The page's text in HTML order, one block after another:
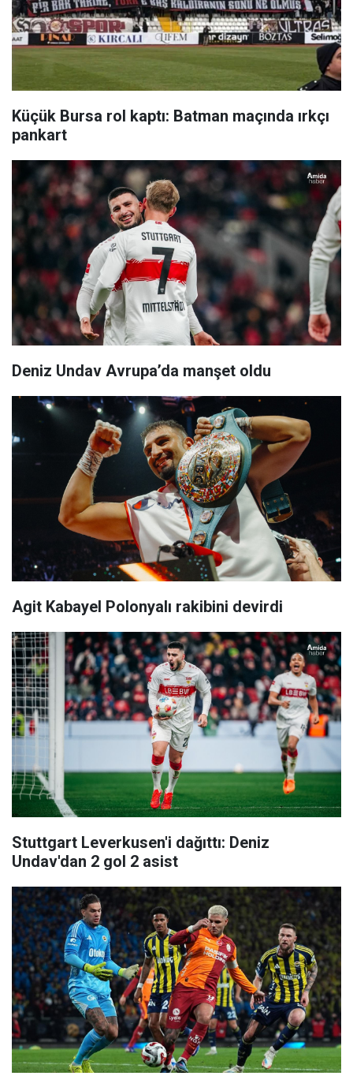
Küçük Bursa rol kaptı: Batman maçında ırkçı
pankart
Deniz Undav Avrupa’da manşet oldu
Agit Kabayel Polonyalı rakibini devirdi
Stuttgart Leverkusen'i dağıttı: Deniz
Undav'dan 2 gol 2 asist